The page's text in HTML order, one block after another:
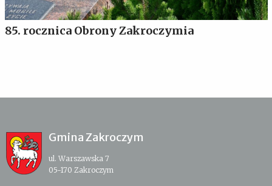
85. rocznica Obrony Zakroczymia
Gmina Zakroczym
ul. Warszawska 7
05-170 Zakroczym